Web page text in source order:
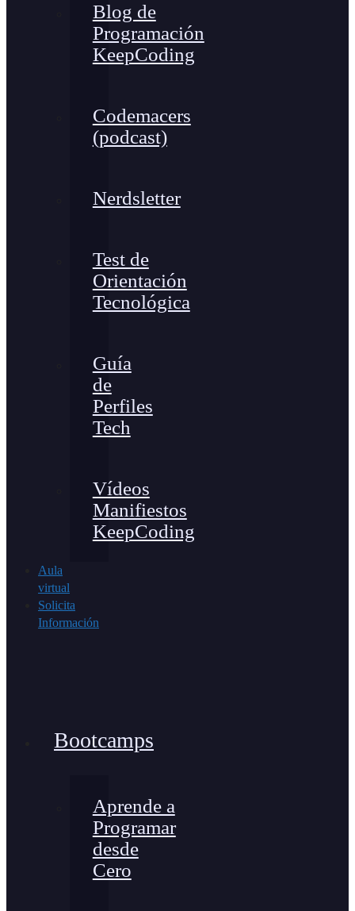
Blog de
Programación
KeepCoding
Codemacers
(podcast)
Nerdsletter
Test de
Orientación
Tecnológica
Guía
de
Perfiles
Tech
Vídeos
Manifiestos
KeepCoding
Aula
virtual
Solicita
Información
Bootcamps
Aprende a
Programar
desde
Cero